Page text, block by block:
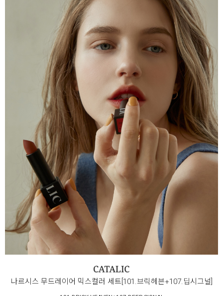
나르시스 무드레이어 믹스컬러 세트[101.브릭헤븐+107.딥시그널]